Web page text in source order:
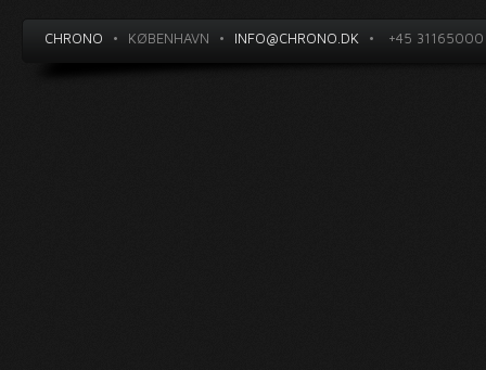
CHRONO • KØBENHAVN • INFO@CHRONO.DK • +45 31165000